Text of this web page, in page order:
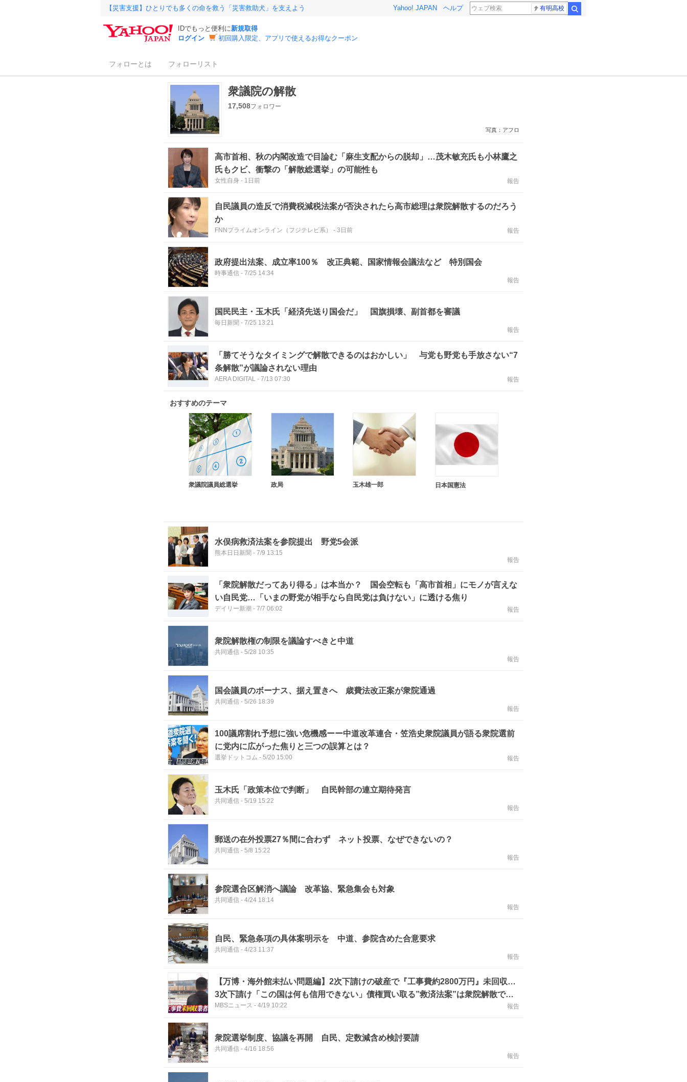
【災害支援】ひとりでも多くの命を救う「災害救助犬」を支えよう Yahoo! JAPAN ヘルプ 有明高校
IDでもっと便利に新規取得
ログイン
初回購入限定、アプリで使えるお得なクーポン
フォローとは フォローリスト
衆議院の解散
17,508フォロワー
写真：アフロ
高市首相、秋の内閣改造で目論む「麻生支配からの脱却」…茂木敏充氏も小林鷹之
氏もクビ、衝撃の「解散総選挙」の可能性も
女性自身 - 1日前 報告
自民議員の造反で消費税減税法案が否決されたら高市総理は衆院解散するのだろう
か
FNNプライムオンライン（フジテレビ系） - 3日前 報告
政府提出法案、成立率100％ 改正典範、国家情報会議法など 特別国会
時事通信 - 7/25 14:34
報告
国民民主・玉木氏「経済先送り国会だ」 国旗損壊、副首都を審議
毎日新聞 - 7/25 13:21
報告
「勝てそうなタイミングで解散できるのはおかしい」 与党も野党も手放さない“7
条解散”が議論されない理由
AERA DIGITAL - 7/13 07:30 報告
おすすめのテーマ
衆議院議員総選挙 政局 玉木雄一郎 日本国憲法
水俣病救済法案を参院提出 野党5会派
熊本日日新聞 - 7/9 13:15
報告
「衆院解散だってあり得る」は本当か？ 国会空転も「高市首相」にモノが言えな
い自民党…「いまの野党が相手なら自民党は負けない」に透ける焦り
デイリー新潮 - 7/7 06:02 報告
衆院解散権の制限を議論すべきと中道
共同通信 - 5/28 10:35
報告
国会議員のボーナス、据え置きへ 歳費法改正案が衆院通過
共同通信 - 5/26 18:39
報告
100議席割れ予想に強い危機感ーー中道改革連合・笠浩史衆院議員が語る衆院選前
に党内に広がった焦りと三つの誤算とは？
選挙ドットコム - 5/20 15:00 報告
玉木氏「政策本位で判断」 自民幹部の連立期待発言
共同通信 - 5/19 15:22
報告
郵送の在外投票27％間に合わず ネット投票、なぜできないの？
共同通信 - 5/8 15:22
報告
参院選合区解消へ議論 改革協、緊急集会も対象
共同通信 - 4/24 18:14
報告
自民、緊急条項の具体案明示を 中道、参院含めた合意要求
共同通信 - 4/23 11:37
報告
【万博・海外館未払い問題編】2次下請けの破産で『工事費約2800万円』未回収…
3次下請け「この国は何も信用できない」債権買い取る”救済法案”は衆院解散で廃
案【開幕から1年】
MBSニュース - 4/19 10:22 報告
衆院選挙制度、協議を再開 自民、定数減含め検討要請
共同通信 - 4/16 18:56
報告